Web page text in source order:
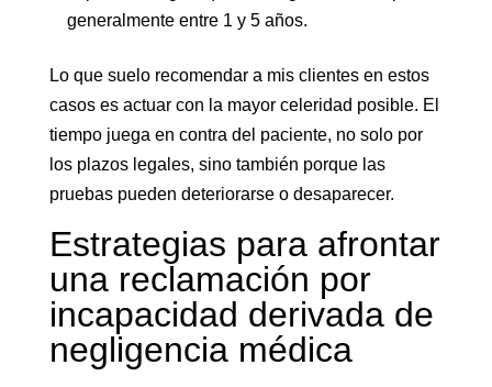
generalmente entre 1 y 5 años.
Lo que suelo recomendar a mis clientes en estos
casos es actuar con la mayor celeridad posible. El
tiempo juega en contra del paciente, no solo por
los plazos legales, sino también porque las
pruebas pueden deteriorarse o desaparecer.
Estrategias para afrontar
una reclamación por
incapacidad derivada de
negligencia médica